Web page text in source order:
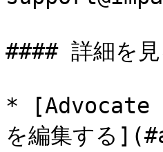
#### 詳細を見
* [Advocate
を編集する